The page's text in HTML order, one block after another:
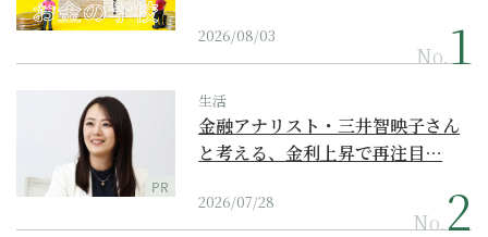
2026/08/03
No.
PR
生活
金融アナリスト・三井智映子さん
と考える、金利上昇で再注目…
2026/07/28
No.